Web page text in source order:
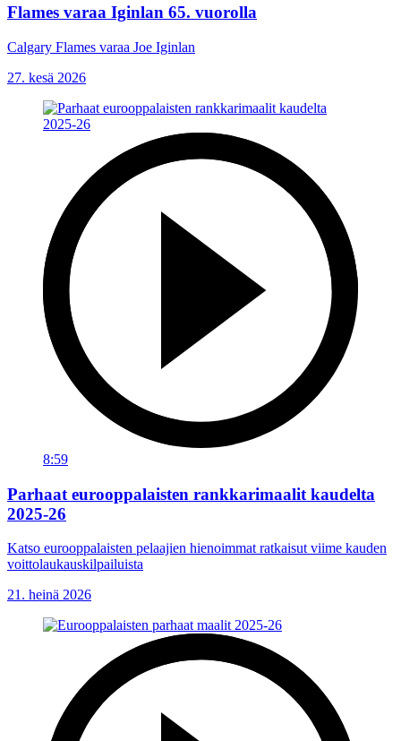
Flames varaa Iginlan 65. vuorolla
Calgary Flames varaa Joe Iginlan
27. kesä 2026
8:59
Parhaat eurooppalaisten rankkarimaalit kaudelta
2025-26
Katso eurooppalaisten pelaajien hienoimmat ratkaisut viime kauden
voittolaukauskilpailuista
21. heinä 2026